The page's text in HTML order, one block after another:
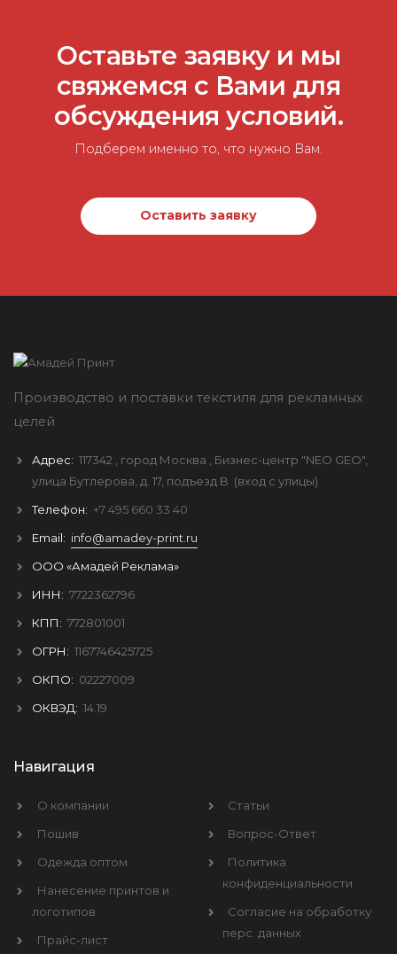
Оставьте заявку и мы
свяжемся с Вами для
обсуждения условий.
Подберем именно то, что нужно Вам.
Оставить заявку
Производство и поставки текстиля для рекламных
целей
Адрес: 117342 , город Москва , Бизнес-центр "NEO GEO",
улица Бутлерова, д. 17, подъезд B (вход с улицы)
Телефон: +7 495 660 33 40
Email: info@amadey-print.ru
ООО «Амадей Реклама»
ИНН: 7722362796
КПП: 772801001
ОГРН: 1167746425725
ОКПО: 02227009
ОКВЭД: 14.19
Навигация
О компании
Пошив
Одежда оптом
Нанесение принтов и
логотипов
Прайс-лист
Статьи
Вопрос-Ответ
Политика
конфиденциальности
Согласие на обработку
перс. данных